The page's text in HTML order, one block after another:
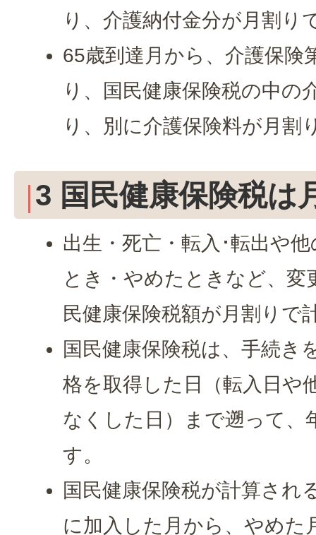
り、介護納付金分が月割り
65歳到達月から、介護保険
り、国民健康保険税の中の
り、別に介護保険料が月割
3 国民健康保険税は
出生・死亡・転入･転出や
とき・やめたときなど、変
民健康保険税額が月割りで
国民健康保険税は、手続き
格を取得した日（転入日や
なくした日）まで遡って、
す。
国民健康保険税が計算され
に加入した月から、やめた